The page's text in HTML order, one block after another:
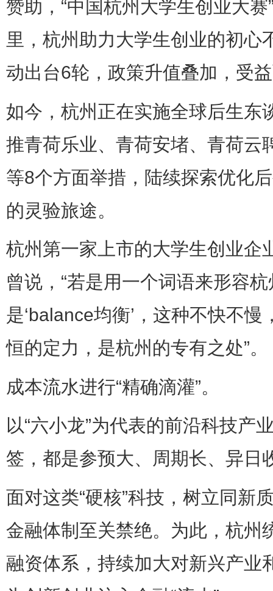
赞助，“中国杭州大学生创业大
里，杭州助力大学生创业的初心
动出台6轮，政策升值叠加，受
如今，杭州正在实施全球后生东
推青荷乐业、青荷安堵、青荷云
等8个方面举措，陆续探索优化
的灵验旅途。
杭州第一家上市的大学生创业
曾说，“若是用一个词语来形容
是‘balance均衡’，这种不快不
恒的定力，是杭州的专有之处”。
成本流水进行“精确滴灌”。
以“六小龙”为代表的前沿科技产
签，都是参预大、周期长、异日
面对这类“硬核”科技，树立同新
金融体制至关禁绝。为此，杭州
融资体系，持续加大对新兴产业